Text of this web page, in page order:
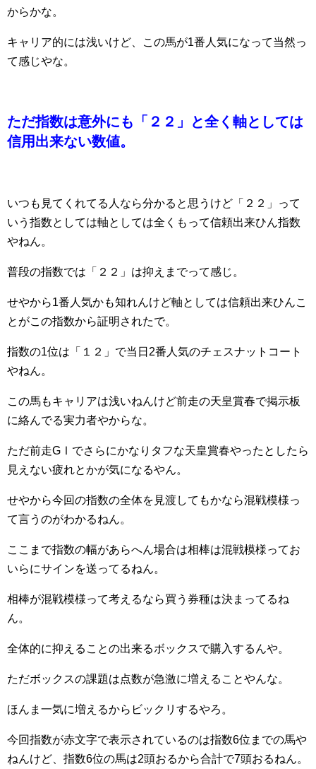
からかな。
キャリア的には浅いけど、この馬が1番人気になって当然っ
て感じやな。
ただ指数は意外にも「２２」と全く軸としては
信用出来ない数値。
いつも見てくれてる人なら分かると思うけど「２２」って
いう指数としては軸としては全くもって信頼出来ひん指数
やねん。
普段の指数では「２２」は抑えまでって感じ。
せやから1番人気かも知れんけど軸としては信頼出来ひんこ
とがこの指数から証明されたで。
指数の1位は「１２」で当日2番人気のチェスナットコート
やねん。
この馬もキャリアは浅いねんけど前走の天皇賞春で掲示板
に絡んでる実力者やからな。
ただ前走GⅠでさらにかなりタフな天皇賞春やったとしたら
見えない疲れとかが気になるやん。
せやから今回の指数の全体を見渡してもかなら混戦模様っ
て言うのがわかるねん。
ここまで指数の幅があらへん場合は相棒は混戦模様ってお
いらにサインを送ってるねん。
相棒が混戦模様って考えるなら買う券種は決まってるね
ん。
全体的に抑えることの出来るボックスで購入するんや。
ただボックスの課題は点数が急激に増えることやんな。
ほんま一気に増えるからビックリするやろ。
今回指数が赤文字で表示されているのは指数6位までの馬や
ねんけど、指数6位の馬は2頭おるから合計で7頭おるねん。